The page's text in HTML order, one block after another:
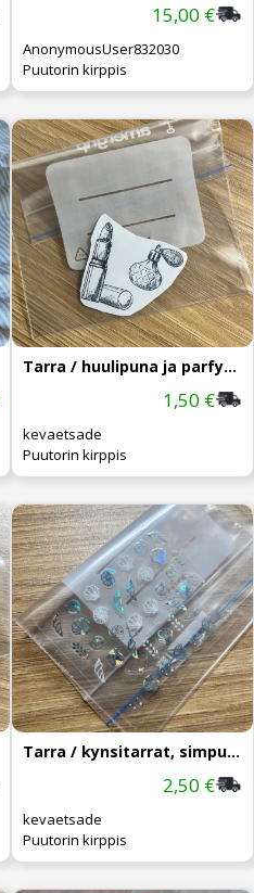
15,00 €
AnonymousUser832030
Puutorin kirppis
Tarra / huulipuna ja parfyymi
1,50 €
kevaetsade
Puutorin kirppis
Tarra / kynsitarrat, simpukat
2,50 €
kevaetsade
Puutorin kirppis